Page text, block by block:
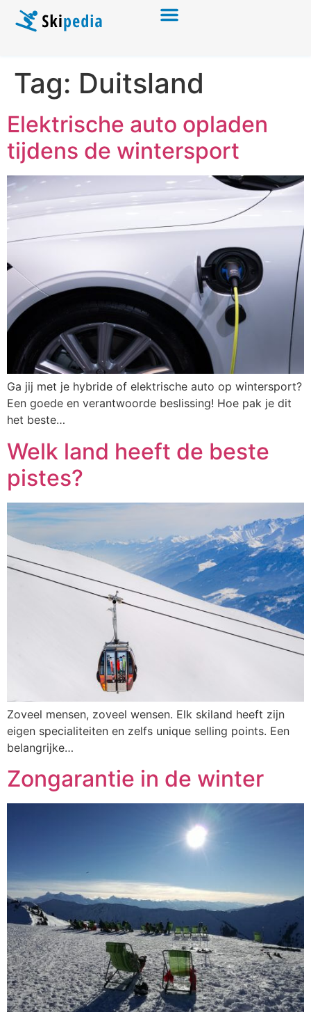
Tag: Duitsland
Elektrische auto opladen
tijdens de wintersport
Ga jij met je hybride of elektrische auto op wintersport?
Een goede en verantwoorde beslissing! Hoe pak je dit
het beste…
Welk land heeft de beste
pistes?
Zoveel mensen, zoveel wensen. Elk skiland heeft zijn
eigen specialiteiten en zelfs unique selling points. Een
belangrijke…
Zongarantie in de winter